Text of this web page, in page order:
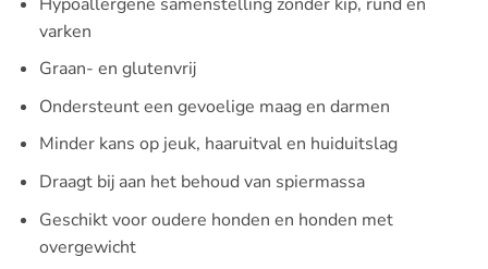
varken
Graan- en glutenvrij
Ondersteunt een gevoelige maag en darmen
Minder kans op jeuk, haaruitval en huiduitslag
Draagt bij aan het behoud van spiermassa
Geschikt voor oudere honden en honden met
overgewicht